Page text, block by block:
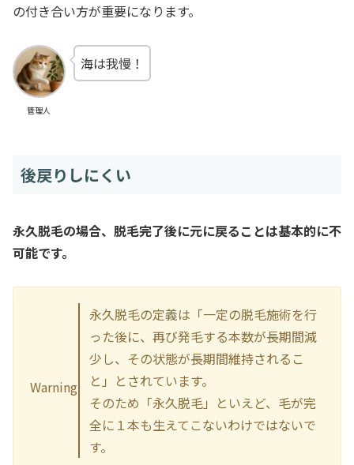
の付き合い方が重要になります。
管理人
海は我慢！
後戻りしにくい
永久脱毛の場合、脱毛完了後に元に戻ることは基本的に不
可能です。
Warning
永久脱毛の定義は「一定の脱毛施術を行
った後に、再び発毛する本数が長期間減
少し、その状態が長期間維持されるこ
と」とされています。
そのため「永久脱毛」といえど、毛が完
全に１本も生えてこないわけではないで
す。